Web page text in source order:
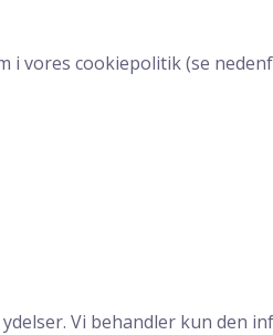
i vores cookiepolitik (se
Vi behandler kun den